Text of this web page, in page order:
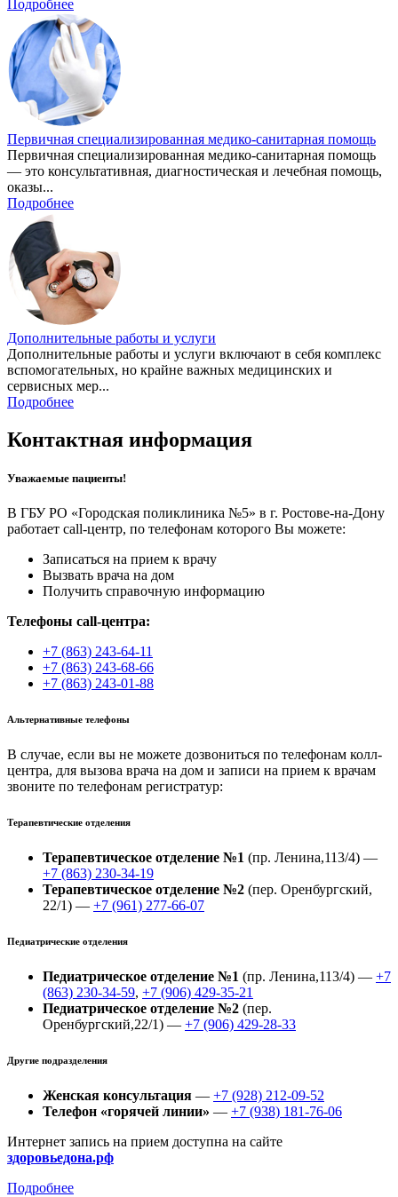
Подробнее
Первичная специализированная медико-санитарная помощь
Первичная специализированная медико-санитарная помощь
— это консультативная, диагностическая и лечебная помощь,
оказы...
Подробнее
Дополнительные работы и услуги
Дополнительные работы и услуги включают в себя комплекс
вспомогательных, но крайне важных медицинских и
сервисных мер...
Подробнее
Контактная информация
Уважаемые пациенты!
В ГБУ РО «Городская поликлиника №5» в г. Ростове-на-Дону
работает call-центр, по телефонам которого Вы можете:
Записаться на прием к врачу
Вызвать врача на дом
Получить справочную информацию
Телефоны call-центра:
+7 (863) 243-64-11
+7 (863) 243-68-66
+7 (863) 243-01-88
Альтернативные телефоны
В случае, если вы не можете дозвониться по телефонам колл-
центра, для вызова врача на дом и записи на прием к врачам
звоните по телефонам регистратур:
Терапевтические отделения
Терапевтическое отделение №1 (пр. Ленина,113/4) —
+7 (863) 230-34-19
Терапевтическое отделение №2 (пер. Оренбургский,
22/1) — +7 (961) 277-66-07
Педиатрические отделения
Педиатрическое отделение №1 (пр. Ленина,113/4) — +7
(863) 230-34-59, +7 (906) 429-35-21
Педиатрическое отделение №2 (пер.
Оренбургский,22/1) — +7 (906) 429-28-33
Другие подразделения
Женская консультация — +7 (928) 212-09-52
Телефон «горячей линии» — +7 (938) 181-76-06
Интернет запись на прием доступна на сайте
здоровьедона.рф
Подробнее